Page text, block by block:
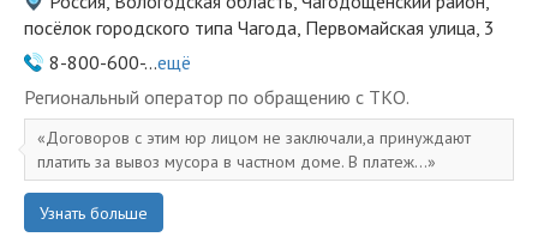
посёлок городского типа Чагода, Первомайская улица, 3
8-800-600-...ещё
Региональный оператор по обращению с ТКО.
Договоров с этим юр лицом не заключали,а принуждают
платить за вывоз мусора в частном доме. В платеж...
Узнать больше